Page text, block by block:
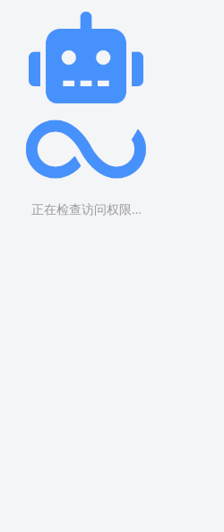
正在检查访问权限…